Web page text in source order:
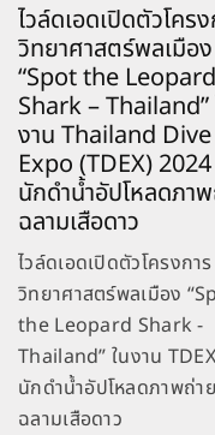
ไวล์ดเอดเปิดตัวโคร
วิทยาศาสตร์พลเมือง
“Spot the Leopard
Shark – Thailand”
งาน Thailand Dive
Expo (TDEX)
นักดำน้ำอัปโหลดภา
ฉลามเสือดาว
ไวล์ดเอดเปิดตัวโครงการ
วิทยาศาสตร์พลเมือง
the Leopard Shark -
Thailand” ในงาน
นักดำน้ำอัปโหลดภาพถ่าย
ฉลามเสือดาว